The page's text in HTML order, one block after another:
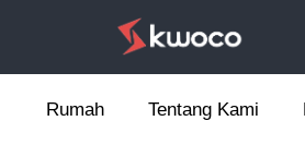
Rumah Tentang Kami